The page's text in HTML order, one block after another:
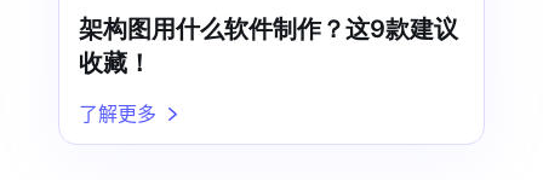
架构图用什么软件制作？这9款建议
收藏！
了解更多